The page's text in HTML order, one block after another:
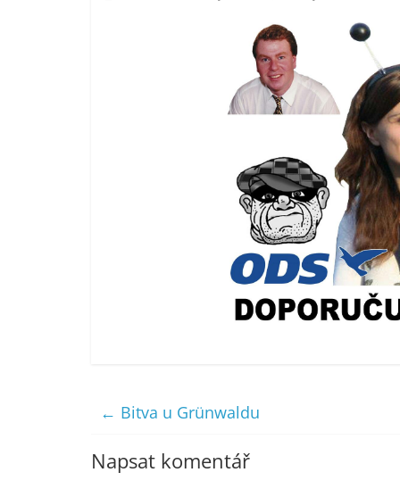
← Bitva u Grünwaldu
Napsat komentář